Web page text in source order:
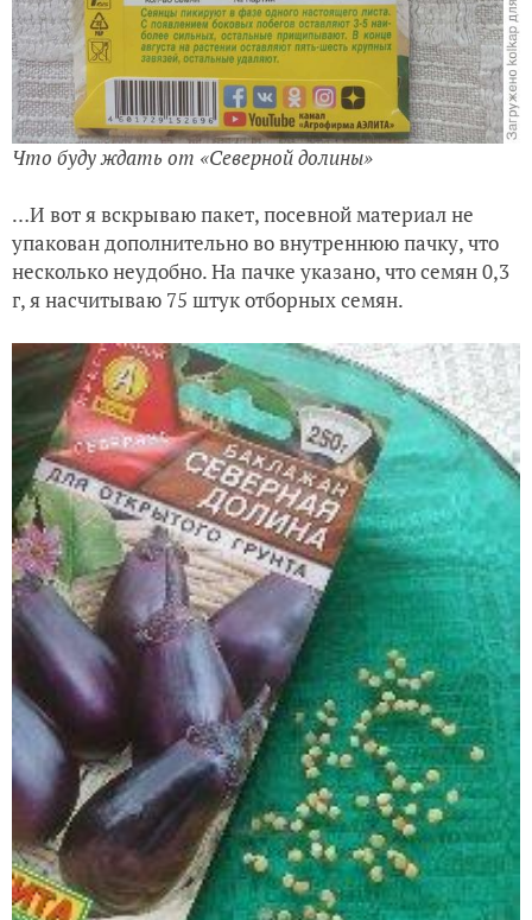
Что буду ждать от «Северной долины»
…И вот я вскрываю пакет, посевной материал не
упакован дополнительно во внутреннюю пачку, что
несколько неудобно. На пачке указано, что семян 0,3
г, я насчитываю 75 штук отборных семян.